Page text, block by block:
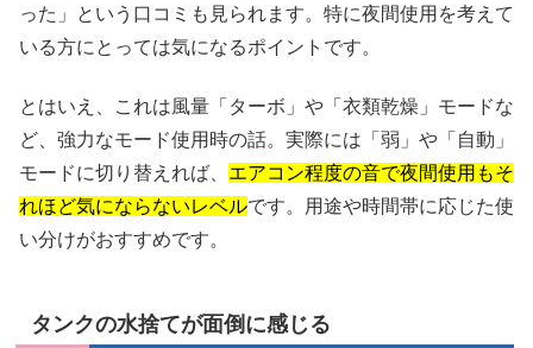
った」という口コミも見られます。特に夜間使用を考えて
いる方にとっては気になるポイントです。
とはいえ、これは風量「ターボ」や「衣類乾燥」モードな
ど、強力なモード使用時の話。実際には「弱」や「自動」
モードに切り替えれば、 エアコン程度の音で夜間使用もそ
れほど気にならないレベルです。用途や時間帯に応じた使
い分けがおすすめです。
タンクの水捨てが面倒に感じる